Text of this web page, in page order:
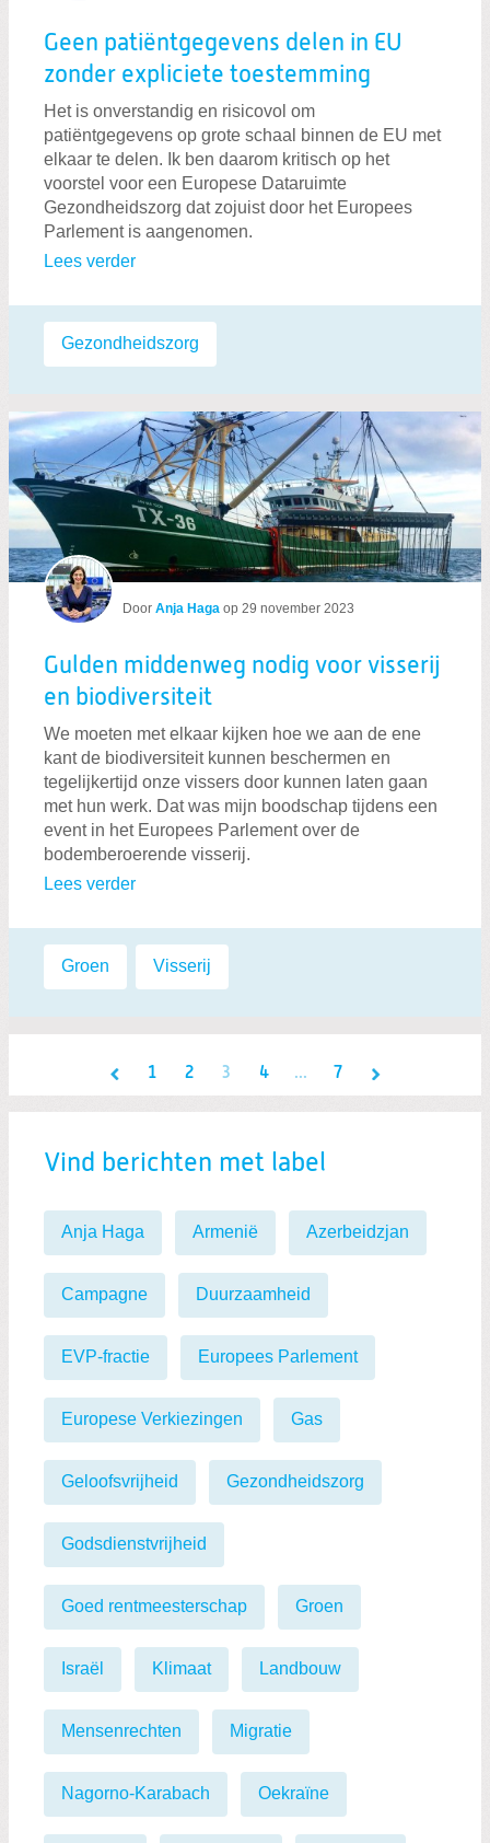
Geen patiëntgegevens delen in EU
zonder expliciete toestemming
Het is onverstandig en risicovol om
patiëntgegevens op grote schaal binnen de EU met
elkaar te delen. Ik ben daarom kritisch op het
voorstel voor een Europese Dataruimte
Gezondheidszorg dat zojuist door het Europees
Parlement is aangenomen.
Lees verder
Labels:
Gezondheidszorg
Door Anja Haga op 29 november 2023
Gulden middenweg nodig voor visserij
en biodiversiteit
We moeten met elkaar kijken hoe we aan de ene
kant de biodiversiteit kunnen beschermen en
tegelijkertijd onze vissers door kunnen laten gaan
met hun werk. Dat was mijn boodschap tijdens een
event in het Europees Parlement over de
bodemberoerende visserij.
Lees verder
Labels:
Groen Visserij
1 2 3 4 ... 7
Vind berichten met label
Anja Haga Armenië Azerbeidzjan
Campagne Duurzaamheid
EVP-fractie Europees Parlement
Europese Verkiezingen Gas
Geloofsvrijheid Gezondheidszorg
Godsdienstvrijheid
Goed rentmeesterschap Groen
Israël Klimaat Landbouw
Mensenrechten Migratie
Nagorno-Karabach Oekraïne